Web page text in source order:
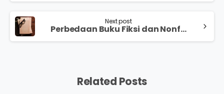
Next post
Perbedaan Buku Fiksi dan Nonfiksi yang Wajib Anda Ketahui: Pengertian, Ciri, Unsur, dan Contohnya
Related Posts